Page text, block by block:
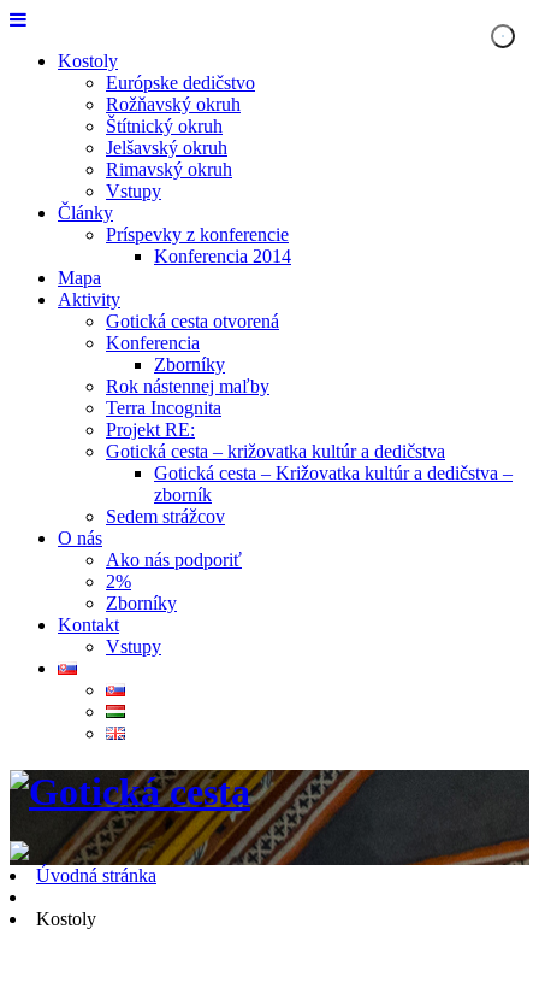
Kostoly
Európske dedičstvo
Rožňavský okruh
Štítnický okruh
Jelšavský okruh
Rimavský okruh
Vstupy
Články
Príspevky z konferencie
Konferencia 2014
Mapa
Aktivity
Gotická cesta otvorená
Konferencia
Zborníky
Rok nástennej maľby
Terra Incognita
Projekt RE:
Gotická cesta – križovatka kultúr a dedičstva
Gotická cesta – Križovatka kultúr a dedičstva –
zborník
Sedem strážcov
O nás
Ako nás podporiť
2%
Zborníky
Kontakt
Vstupy
Úvodná stránka
Kostoly